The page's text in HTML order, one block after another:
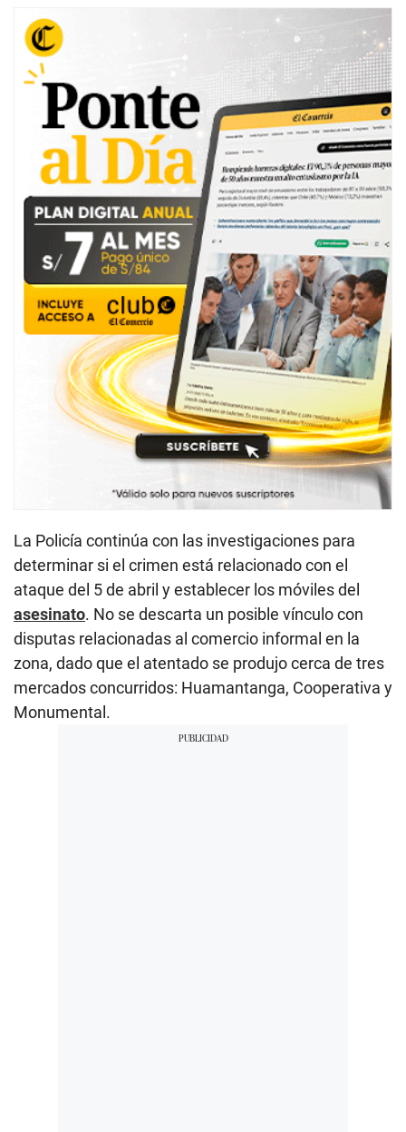
La Policía continúa con las investigaciones para
determinar si el crimen está relacionado con el
ataque del 5 de abril y establecer los móviles del
asesinato. No se descarta un posible vínculo con
disputas relacionadas al comercio informal en la
zona, dado que el atentado se produjo cerca de tres
mercados concurridos: Huamantanga, Cooperativa y
Monumental.